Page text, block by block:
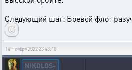
Следующий шаг: Боевой флот
14 Ноября 2022 23:43:40
NIKOLOS-